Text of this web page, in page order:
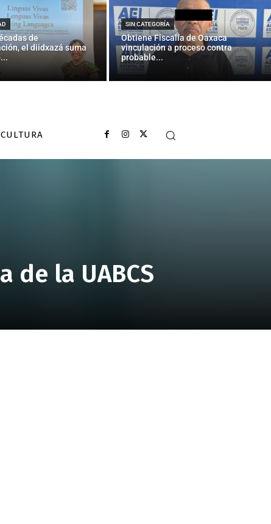
de
el diidxazá suma
SIN CATEGORÍA
Obtiene Fiscalía de Oaxaca
vinculación a proceso contra
probable...
CULTURA
de la UABCS